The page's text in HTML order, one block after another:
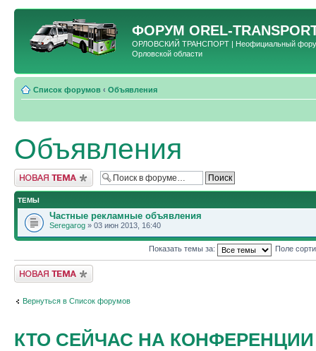
ФОРУМ OREL-
ОРЛОВСКИЙ ТРАНСПОРТ | Неофициальный форум
Орловской области
Список форумов ‹ Объявления
Объявления
Новая тема
ТЕМЫ
Частные рекламные объявления
Seregarog » 03 июн 2013, 16:40
Показать темы за: Поле
Новая тема
Вернуться в Список форумов
КТО СЕЙЧАС НА КОНФЕРЕНЦИИ